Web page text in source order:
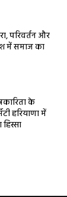
परिवर्तन और
में समाज का
के
हरियाणा में